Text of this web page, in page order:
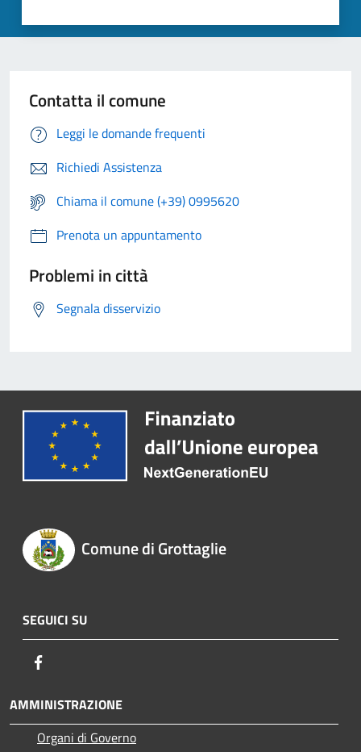
Contatta il comune
Leggi le domande frequenti
Richiedi Assistenza
Chiama il comune (+39) 0995620
Prenota un appuntamento
Problemi in città
Segnala disservizio
Comune di Grottaglie
SEGUICI SU
AMMINISTRAZIONE
Organi di Governo